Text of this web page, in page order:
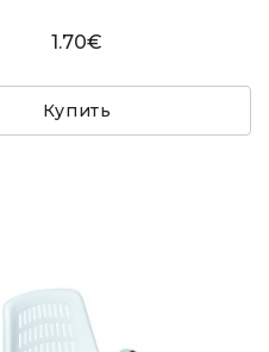
1.70€
Купить